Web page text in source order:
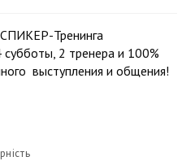
Тренинга
субботы, 2 тренера и 100%
выступления и общения!